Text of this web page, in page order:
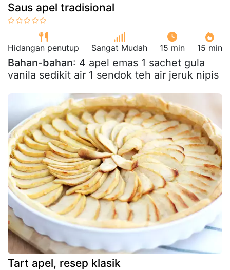
Saus apel tradisional
Hidangan penutup Sangat Mudah 15 min 15 min
Bahan-bahan: 4 apel emas 1 sachet gula
vanila sedikit air 1 sendok teh air jeruk nipis
Tart apel, resep klasik